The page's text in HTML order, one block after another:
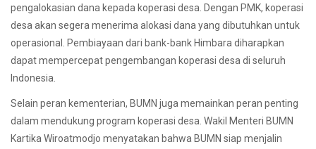
pengalokasian dana kepada koperasi desa. Dengan PMK, koperasi
desa akan segera menerima alokasi dana yang dibutuhkan untuk
operasional. Pembiayaan dari bank-bank Himbara diharapkan
dapat mempercepat pengembangan koperasi desa di seluruh
Indonesia.
Selain peran kementerian, BUMN juga memainkan peran penting
dalam mendukung program koperasi desa. Wakil Menteri BUMN
Kartika Wiroatmodjo menyatakan bahwa BUMN siap menjalin